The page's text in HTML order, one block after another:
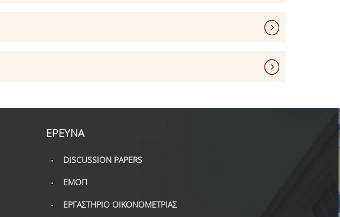
ΕΡΕΥΝΑ
DISCUSSION PAPERS
ΕΜΟΠ
ΕΡΓΑΣΤΗΡΙΟ ΟΙΚΟΝΟΜΕΤΡΙΑΣ